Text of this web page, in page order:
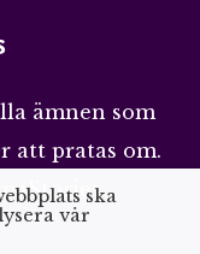
ämnen som
att pratas om.
ska
vår